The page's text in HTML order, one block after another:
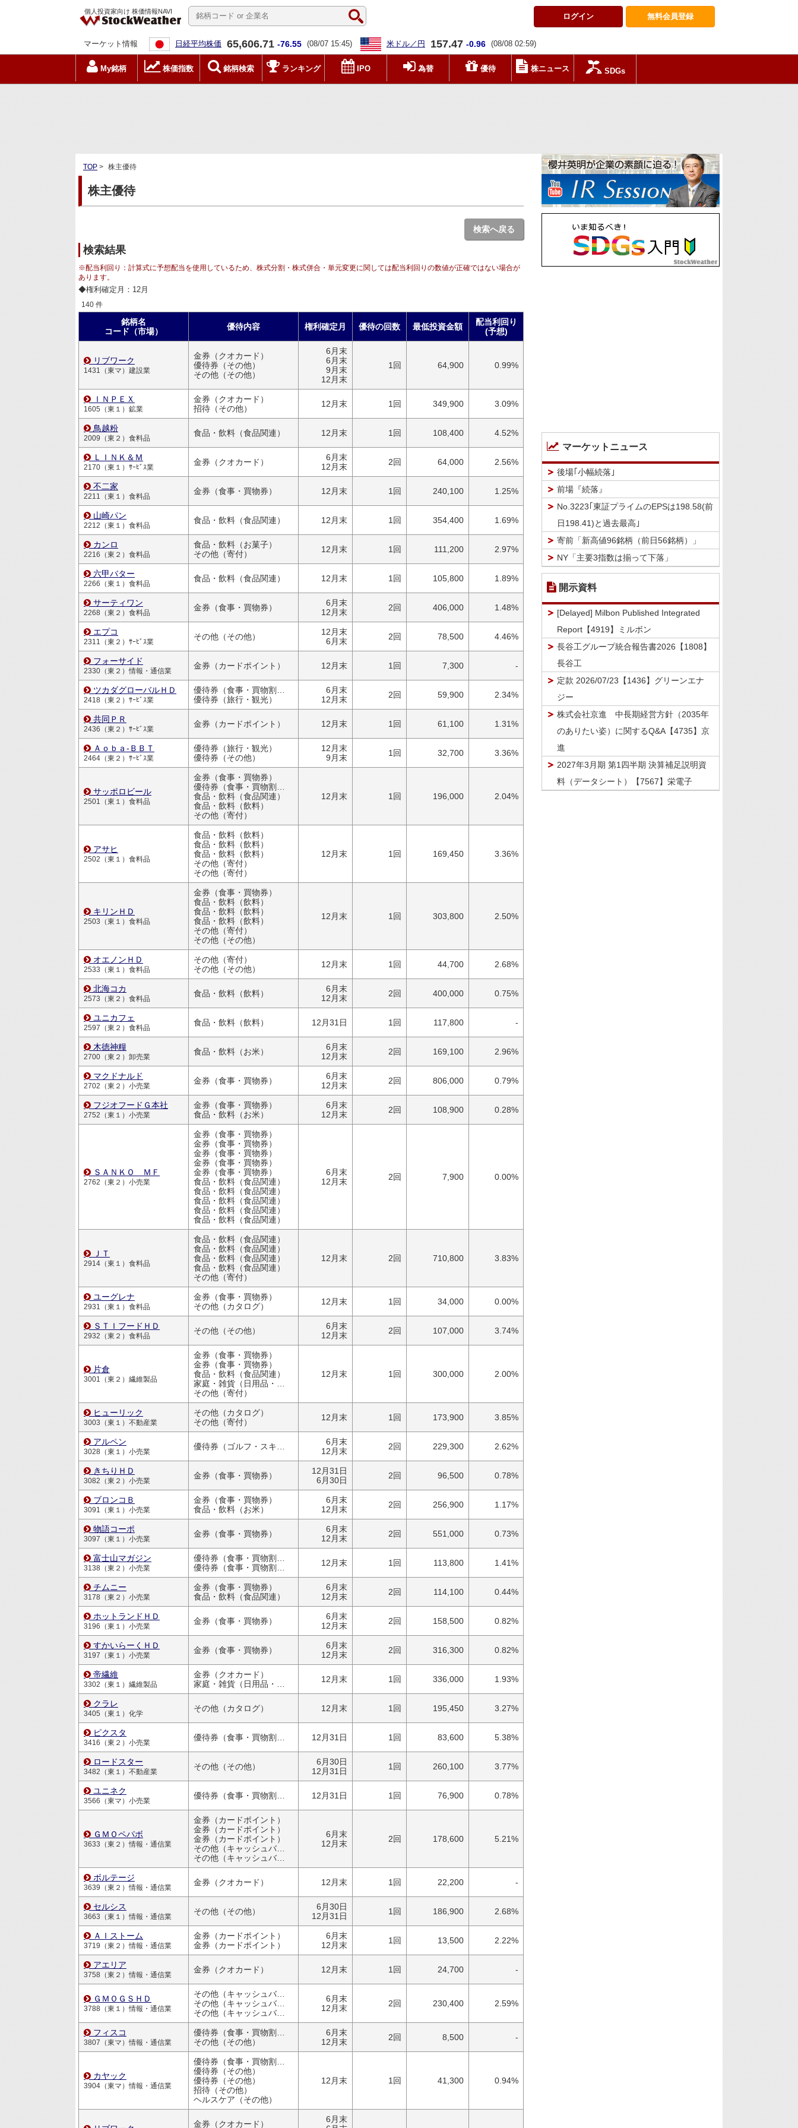
個人投資家向け 株価情報NAVI
無料会員登録
ログイン
マーケット情報 日経平均株価 65,606.71 -76.55 (08/07 15:45) 米ドル／円 157.47 -0.96 (08/08 02:59)
My銘柄 株価指数 銘柄検索 ランキング IPO 為替 優待 株ニュース SDGs
TOP > 株主優待
株主優待
検索へ戻る
検索結果
※配当利回り：計算式に予想配当を使用しているため、株式分割・株式併合・単元変更に関しては配当利回りの数値が正確ではない場合が
あります。
◆権利確定月：12月
140 件
銘柄名
コード（市場）
優待内容 権利確定月 優待の回数 最低投資金額
配当利回り
(予想)
リブワーク
1431（東マ）建設業
金券（クオカード）
優待券（その他）
その他（その他）
6月末
6月末
9月末
12月末
1回 64,900 0.99%
ＩＮＰＥＸ
1605（東１）鉱業
金券（クオカード）
招待（その他）
12月末 1回 349,900 3.09%
鳥越粉
2009（東２）食料品
食品・飲料（食品関連） 12月末 1回 108,400 4.52%
ＬＩＮＫ＆Ｍ
2170（東１）ｻｰﾋﾞｽ業
金券（クオカード）
6月末
12月末
2回 64,000 2.56%
不二家
2211（東１）食料品
金券（食事・買物券） 12月末 1回 240,100 1.25%
山崎パン
2212（東１）食料品
食品・飲料（食品関連） 12月末 1回 354,400 1.69%
カンロ
2216（東２）食料品
食品・飲料（お菓子）
その他（寄付）
12月末 1回 111,200 2.97%
六甲バター
2266（東１）食料品
食品・飲料（食品関連） 12月末 1回 105,800 1.89%
サーティワン
2268（東２）食料品
金券（食事・買物券）
6月末
12月末
2回 406,000 1.48%
エプコ
2311（東２）ｻｰﾋﾞｽ業
その他（その他）
12月末
6月末
2回 78,500 4.46%
フォーサイド
2330（東２）情報・通信業
金券（カードポイント） 12月末 1回 7,300 -
ツカダグローバルＨＤ
2418（東２）ｻｰﾋﾞｽ業
優待券（食事・買物割引券）
優待券（旅行・観光）
6月末
12月末
2回 59,900 2.34%
共同ＰＲ
2436（東２）ｻｰﾋﾞｽ業
金券（カードポイント） 12月末 1回 61,100 1.31%
Ａｏｂａ‐ＢＢＴ
2464（東２）ｻｰﾋﾞｽ業
優待券（旅行・観光）
優待券（その他）
12月末
9月末
1回 32,700 3.36%
サッポロビール
2501（東１）食料品
金券（食事・買物券）
優待券（食事・買物割引券）
食品・飲料（食品関連）
食品・飲料（飲料）
その他（寄付）
12月末 1回 196,000 2.04%
アサヒ
2502（東１）食料品
食品・飲料（飲料）
食品・飲料（飲料）
食品・飲料（飲料）
その他（寄付）
その他（寄付）
12月末 1回 169,450 3.36%
キリンＨＤ
2503（東１）食料品
金券（食事・買物券）
食品・飲料（飲料）
食品・飲料（飲料）
食品・飲料（飲料）
その他（寄付）
その他（その他）
12月末 1回 303,800 2.50%
オエノンＨＤ
2533（東１）食料品
その他（寄付）
その他（その他）
12月末 1回 44,700 2.68%
北海コカ
2573（東２）食料品
食品・飲料（飲料）
6月末
12月末
2回 400,000 0.75%
ユニカフェ
2597（東２）食料品
食品・飲料（飲料） 12月31日 1回 117,800 -
木徳神糧
2700（東２）卸売業
食品・飲料（お米）
6月末
12月末
2回 169,100 2.96%
マクドナルド
2702（東２）小売業
金券（食事・買物券）
6月末
12月末
2回 806,000 0.79%
フジオフードＧ本社
2752（東１）小売業
金券（食事・買物券）
食品・飲料（お米）
6月末
12月末
2回 108,900 0.28%
ＳＡＮＫＯ ＭＦ
2762（東２）小売業
金券（食事・買物券）
金券（食事・買物券）
金券（食事・買物券）
金券（食事・買物券）
金券（食事・買物券）
食品・飲料（食品関連）
食品・飲料（食品関連）
食品・飲料（食品関連）
食品・飲料（食品関連）
食品・飲料（食品関連）
6月末
12月末
2回 7,900 0.00%
ＪＴ
2914（東１）食料品
食品・飲料（食品関連）
食品・飲料（食品関連）
食品・飲料（食品関連）
食品・飲料（食品関連）
その他（寄付）
12月末 2回 710,800 3.83%
ユーグレナ
2931（東１）食料品
金券（食事・買物券）
その他（カタログ）
12月末 1回 34,000 0.00%
ＳＴＩフードＨＤ
2932（東２）食料品
その他（その他）
6月末
12月末
2回 107,000 3.74%
片倉
3001（東２）繊維製品
金券（食事・買物券）
金券（食事・買物券）
食品・飲料（食品関連）
家庭・雑貨（日用品・文房具）
その他（寄付）
12月末 1回 300,000 2.00%
ヒューリック
3003（東１）不動産業
その他（カタログ）
その他（寄付）
12月末 1回 173,900 3.85%
アルペン
3028（東１）小売業
優待券（ゴルフ・スキー）
6月末
12月末
2回 229,300 2.62%
きちりＨＤ
3082（東２）小売業
金券（食事・買物券）
12月31日
6月30日
2回 96,500 0.78%
ブロンコＢ
3091（東１）小売業
金券（食事・買物券）
食品・飲料（お米）
6月末
12月末
2回 256,900 1.17%
物語コーポ
3097（東１）小売業
金券（食事・買物券）
6月末
12月末
2回 551,000 0.73%
富士山マガジン
3138（東２）小売業
優待券（食事・買物割引券）
優待券（食事・買物割引券）
12月末 1回 113,800 1.41%
チムニー
3178（東２）小売業
金券（食事・買物券）
食品・飲料（食品関連）
6月末
12月末
2回 114,100 0.44%
ホットランドＨＤ
3196（東１）小売業
金券（食事・買物券）
6月末
12月末
2回 158,500 0.82%
すかいらーくＨＤ
3197（東１）小売業
金券（食事・買物券）
6月末
12月末
2回 316,300 0.82%
帝繊維
3302（東１）繊維製品
金券（クオカード）
家庭・雑貨（日用品・文房具）
12月末 1回 336,000 1.93%
クラレ
3405（東１）化学
その他（カタログ） 12月末 1回 195,450 3.27%
ピクスタ
3416（東２）小売業
優待券（食事・買物割引券） 12月31日 1回 83,600 5.38%
ロードスター
3482（東１）不動産業
その他（その他）
6月30日
12月31日
1回 260,100 3.77%
ユニネク
3566（東マ）小売業
優待券（食事・買物割引券） 12月31日 1回 76,900 0.78%
ＧＭＯペパボ
3633（東２）情報・通信業
金券（カードポイント）
金券（カードポイント）
金券（カードポイント）
その他（キャッシュバック）
その他（キャッシュバック）
6月末
12月末
2回 178,600 5.21%
ボルテージ
3639（東２）情報・通信業
金券（クオカード） 12月末 1回 22,200 -
セルシス
3663（東１）情報・通信業
その他（その他）
6月30日
12月31日
1回 186,900 2.68%
ＡＩストーム
3719（東２）情報・通信業
金券（カードポイント）
金券（カードポイント）
6月末
12月末
1回 13,500 2.22%
アエリア
3758（東２）情報・通信業
金券（クオカード） 12月末 1回 24,700 -
ＧＭＯＧＳＨＤ
3788（東１）情報・通信業
その他（キャッシュバック）
その他（キャッシュバック）
その他（キャッシュバック）
6月末
12月末
2回 230,400 2.59%
フィスコ
3807（東マ）情報・通信業
優待券（食事・買物割引券）
その他（その他）
6月末
12月末
2回 8,500 -
カヤック
3904（東マ）情報・通信業
優待券（食事・買物割引券）
優待券（その他）
優待券（その他）
招待（その他）
ヘルスケア（その他）
12月末 1回 41,300 0.94%
金券（クオカード）
6月末
マーケットニュース
後場｢小幅続落｣
前場『続落』
No.3223｢東証プライムのEPSは198.58(前
日198.41)と過去最高｣
寄前「新高値96銘柄（前日56銘柄）」
NY「主要3指数は揃って下落」
開示資料
[Delayed] Milbon Published Integrated
Report【4919】ミルボン
長谷工グループ統合報告書2026【1808】
長谷工
定款 2026/07/23【1436】グリーンエナ
ジー
株式会社京進 中長期経営方針（2035年
のありたい姿）に関するQ&A【4735】京
進
2027年3月期 第1四半期 決算補足説明資
料（データシート）【7567】栄電子